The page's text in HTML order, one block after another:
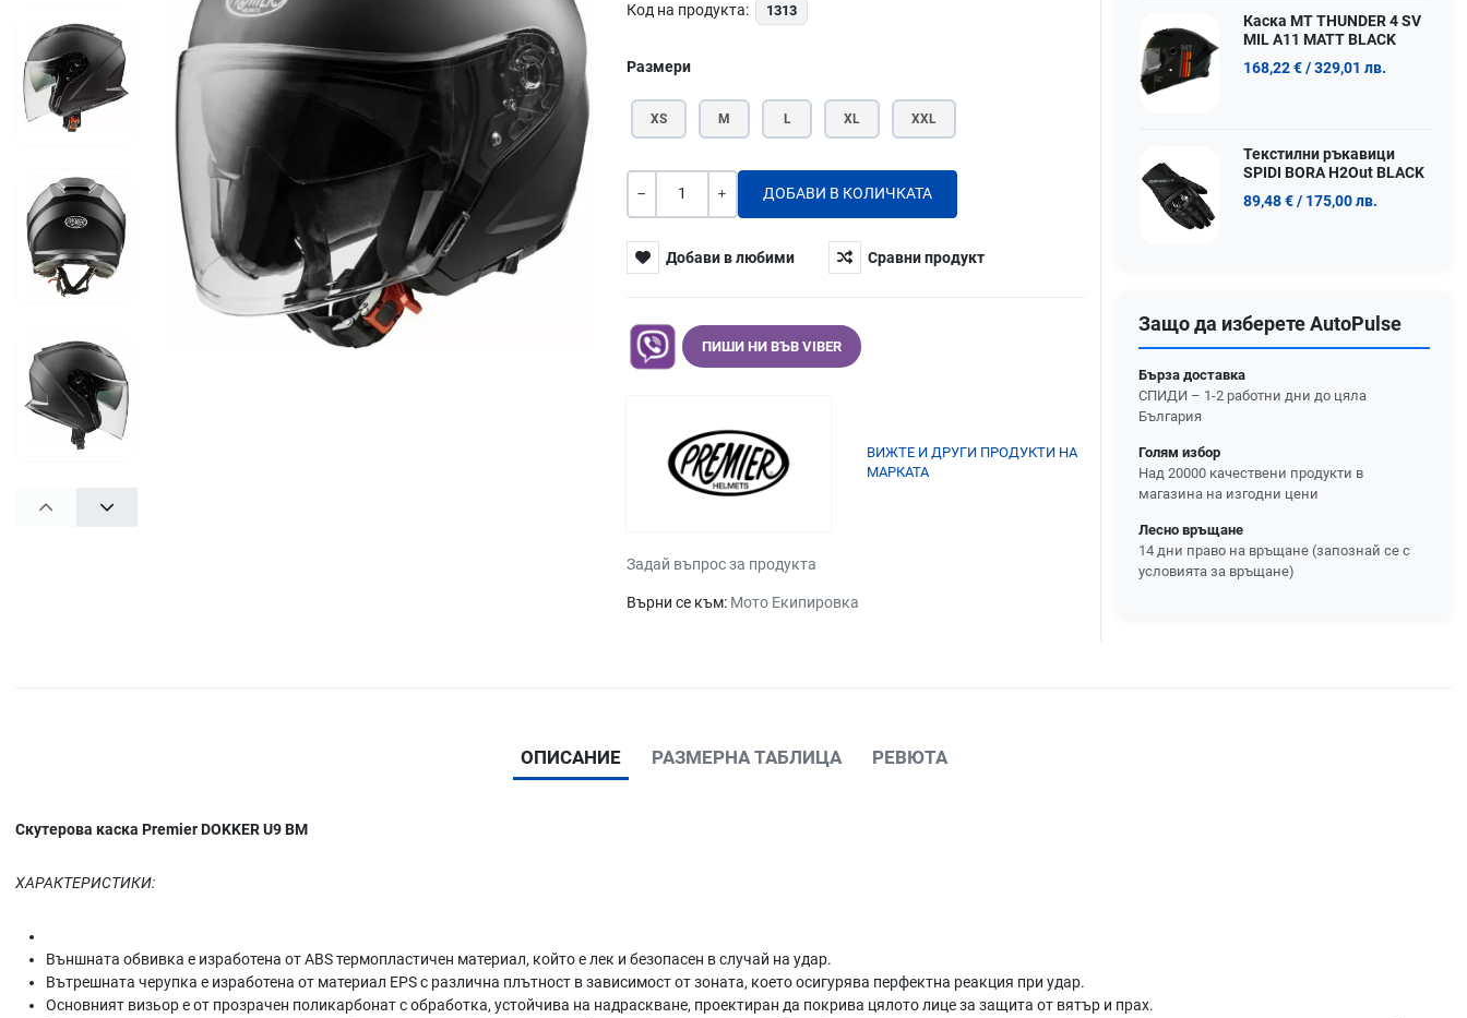
PREV NEXT
Код на продукта: 1313
Размери
XS M L XL XXL
Количество
Добави в любими Сравни продукт
ПИШИ НИ ВЪВ VIBER
ВИЖТЕ И ДРУГИ ПРОДУКТИ НА
МАРКАТА
Задай въпрос за продукта
Върни се към: Мото Екипировка
Каска MT THUNDER 4 SV
MIL A11 MATT BLACK
168,22 €/ 329,01 лв.
Текстилни ръкавици
SPIDI BORA H2Out BLACK
89,48 €/ 175,00 лв.
Защо да изберете AutoPulse
Бърза доставка
СПИДИ – 1-2 работни дни до цяла
България
Голям избор
Над 20000 качествени продукти в
магазина на изгодни цени
Лесно връщане
14 дни право на връщане (запознай се с
условията за връщане)
ОПИСАНИЕ РАЗМЕРНА ТАБЛИЦА РЕВЮТА
Скутерова каска Premier DOKKER U9 BM
ХАРАКТЕРИСТИКИ:
Външната обвивка е изработена от ABS термопластичен материал, който е лек и безопасен в случай на удар.
Вътрешната черупка е изработена от материал EPS с различна плътност в зависимост от зоната, което осигурява перфектна реакция при удар.
Основният визьор е от прозрачен поликарбонат с обработка, устойчива на надраскване, проектиран да покрива цялото лице за защита от вятър и прах.